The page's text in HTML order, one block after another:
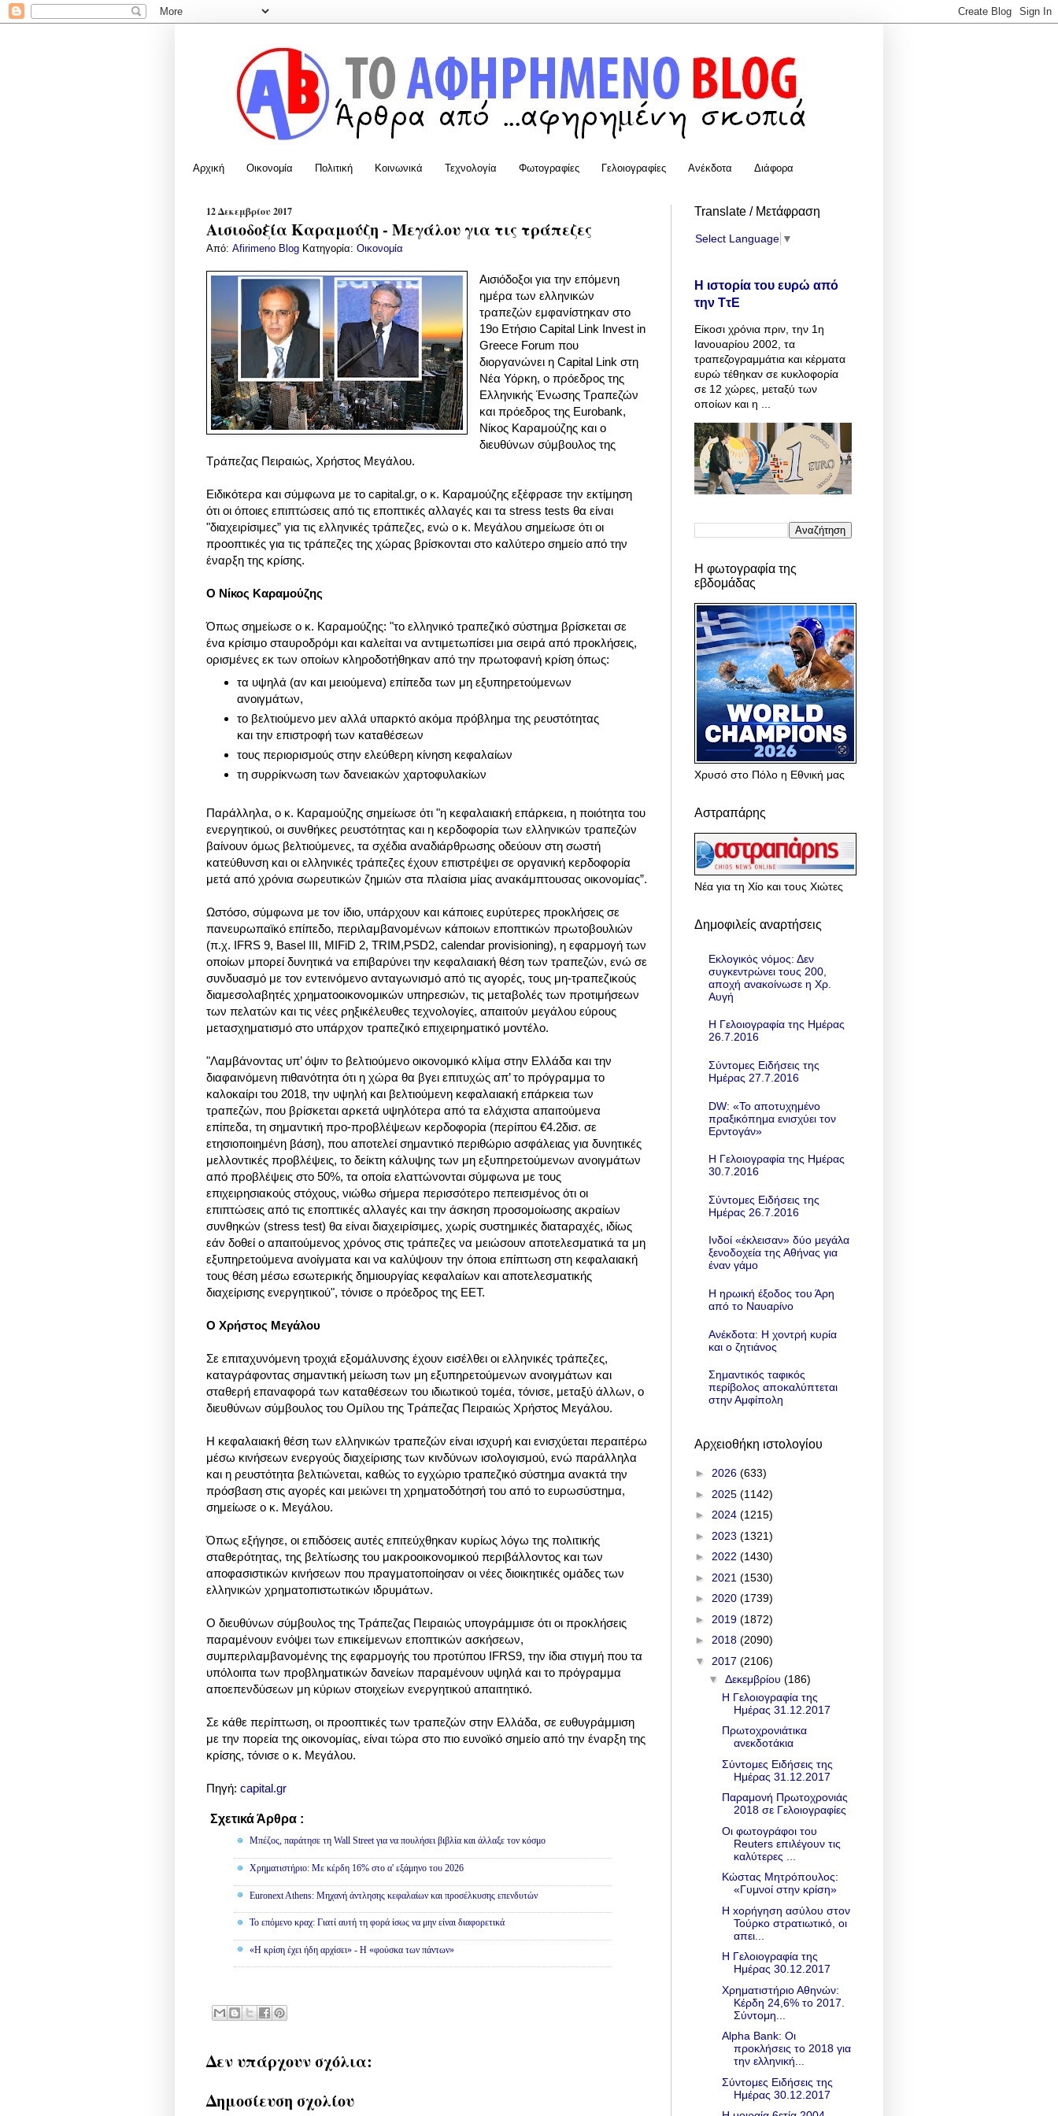
Αρχική Οικονομία Πολιτική Κοινωνικά Τεχνολογία Φωτογραφίες Γελοιογραφίες Ανέκδοτα Διάφορα
12 Δεκεμβρίου 2017
Αισιοδοξία Καραμούζη - Μεγάλου για τις τράπεζες
Από: Afirimeno Blog Κατηγορία: Οικονομία
Αισιόδοξοι για την επόμενη
ημέρα των ελληνικών
τραπεζών εμφανίστηκαν στο
19ο Ετήσιο Capital Link Invest in
Greece Forum που
διοργανώνει η Capital Link στη
Νέα Υόρκη, ο πρόεδρος της
Ελληνικής Ένωσης Τραπεζών
και πρόεδρος της Eurobank,
Νίκος Καραμούζης και ο
διευθύνων σύμβουλος της
Τράπεζας Πειραιώς, Χρήστος Μεγάλου.
Ειδικότερα και σύμφωνα με το capital.gr, ο κ. Καραμούζης εξέφρασε την εκτίμηση
ότι οι όποιες επιπτώσεις από τις εποπτικές αλλαγές και τα stress tests θα είναι
"διαχειρίσιμες” για τις ελληνικές τράπεζες, ενώ ο κ. Μεγάλου σημείωσε ότι οι
προοπτικές για τις τράπεζες της χώρας βρίσκονται στο καλύτερο σημείο από την
έναρξη της κρίσης.
Ο Νίκος Καραμούζης
Όπως σημείωσε ο κ. Καραμούζης: "το ελληνικό τραπεζικό σύστημα βρίσκεται σε
ένα κρίσιμο σταυροδρόμι και καλείται να αντιμετωπίσει μια σειρά από προκλήσεις,
ορισμένες εκ των οποίων κληροδοτήθηκαν από την πρωτοφανή κρίση όπως:
τα υψηλά (αν και μειούμενα) επίπεδα των μη εξυπηρετούμενων
ανοιγμάτων,
το βελτιούμενο μεν αλλά υπαρκτό ακόμα πρόβλημα της ρευστότητας
και την επιστροφή των καταθέσεων
τους περιορισμούς στην ελεύθερη κίνηση κεφαλαίων
τη συρρίκνωση των δανειακών χαρτοφυλακίων
Παράλληλα, ο κ. Καραμούζης σημείωσε ότι "η κεφαλαιακή επάρκεια, η ποιότητα του
ενεργητικού, οι συνθήκες ρευστότητας και η κερδοφορία των ελληνικών τραπεζών
βαίνουν όμως βελτιούμενες, τα σχέδια αναδιάρθρωσης οδεύουν στη σωστή
κατεύθυνση και οι ελληνικές τράπεζες έχουν επιστρέψει σε οργανική κερδοφορία
μετά από χρόνια σωρευτικών ζημιών στα πλαίσια μίας ανακάμπτουσας οικονομίας”.
Ωστόσο, σύμφωνα με τον ίδιο, υπάρχουν και κάποιες ευρύτερες προκλήσεις σε
πανευρωπαϊκό επίπεδο, περιλαμβανομένων κάποιων εποπτικών πρωτοβουλιών
(π.χ. IFRS 9, Basel III, MIFiD 2, TRIM,PSD2, calendar provisioning), η εφαρμογή των
οποίων μπορεί δυνητικά να επιβαρύνει την κεφαλαιακή θέση των τραπεζών, ενώ σε
συνδυασμό με τον εντεινόμενο ανταγωνισμό από τις αγορές, τους μη-τραπεζικούς
διαμεσολαβητές χρηματοοικονομικών υπηρεσιών, τις μεταβολές των προτιμήσεων
των πελατών και τις νέες ρηξικέλευθες τεχνολογίες, απαιτούν μεγάλου εύρους
μετασχηματισμό στο υπάρχον τραπεζικό επιχειρηματικό μοντέλο.
"Λαμβάνοντας υπ’ όψιν το βελτιούμενο οικονομικό κλίμα στην Ελλάδα και την
διαφαινόμενη πιθανότητα ότι η χώρα θα βγει επιτυχώς απ’ το πρόγραμμα το
καλοκαίρι του 2018, την υψηλή και βελτιούμενη κεφαλαιακή επάρκεια των
τραπεζών, που βρίσκεται αρκετά υψηλότερα από τα ελάχιστα απαιτούμενα
επίπεδα, τη σημαντική προ-προβλέψεων κερδοφορία (περίπου €4.2δισ. σε
ετησιοποιημένη βάση), που αποτελεί σημαντικό περιθώριο ασφάλειας για δυνητικές
μελλοντικές προβλέψεις, το δείκτη κάλυψης των μη εξυπηρετούμενων ανοιγμάτων
από προβλέψεις στο 50%, τα οποία ελαττώνονται σύμφωνα με τους
επιχειρησιακούς στόχους, νιώθω σήμερα περισσότερο πεπεισμένος ότι οι
επιπτώσεις από τις εποπτικές αλλαγές και την άσκηση προσομοίωσης ακραίων
συνθηκών (stress test) θα είναι διαχειρίσιμες, χωρίς συστημικές διαταραχές, ιδίως
εάν δοθεί ο απαιτούμενος χρόνος στις τράπεζες να μειώσουν αποτελεσματικά τα μη
εξυπηρετούμενα ανοίγματα και να καλύψουν την όποια επίπτωση στη κεφαλαιακή
τους θέση μέσω εσωτερικής δημιουργίας κεφαλαίων και αποτελεσματικής
διαχείρισης ενεργητικού", τόνισε ο πρόεδρος της ΕΕΤ.
Ο Χρήστος Μεγάλου
Σε επιταχυνόμενη τροχιά εξομάλυνσης έχουν εισέλθει οι ελληνικές τράπεζες,
καταγράφοντας σημαντική μείωση των μη εξυπηρετούμενων ανοιγμάτων και
σταθερή επαναφορά των καταθέσεων του ιδιωτικού τομέα, τόνισε, μεταξύ άλλων, ο
διευθύνων σύμβουλος του Ομίλου της Τράπεζας Πειραιώς Χρήστος Μεγάλου.
Η κεφαλαιακή θέση των ελληνικών τραπεζών είναι ισχυρή και ενισχύεται περαιτέρω
μέσω κινήσεων ενεργούς διαχείρισης των κινδύνων ισολογισμού, ενώ παράλληλα
και η ρευστότητα βελτιώνεται, καθώς το εγχώριο τραπεζικό σύστημα ανακτά την
πρόσβαση στις αγορές και μειώνει τη χρηματοδότησή του από το ευρωσύστημα,
σημείωσε ο κ. Μεγάλου.
Όπως εξήγησε, οι επιδόσεις αυτές επιτεύχθηκαν κυρίως λόγω της πολιτικής
σταθερότητας, της βελτίωσης του μακροοικονομικού περιβάλλοντος και των
αποφασιστικών κινήσεων που πραγματοποίησαν οι νέες διοικητικές ομάδες των
ελληνικών χρηματοπιστωτικών ιδρυμάτων.
Ο διευθύνων σύμβουλος της Τράπεζας Πειραιώς υπογράμμισε ότι οι προκλήσεις
παραμένουν ενόψει των επικείμενων εποπτικών ασκήσεων,
συμπεριλαμβανομένης της εφαρμογής του προτύπου IFRS9, την ίδια στιγμή που τα
υπόλοιπα των προβληματικών δανείων παραμένουν υψηλά και το πρόγραμμα
αποεπενδύσεων μη κύριων στοιχείων ενεργητικού απαιτητικό.
Σε κάθε περίπτωση, οι προοπτικές των τραπεζών στην Ελλάδα, σε ευθυγράμμιση
με την πορεία της οικονομίας, είναι τώρα στο πιο ευνοϊκό σημείο από την έναρξη της
κρίσης, τόνισε ο κ. Μεγάλου.
Πηγή: capital.gr
Σχετικά Άρθρα :
Μπέζος, παράτησε τη Wall Street για να πουλήσει βιβλία και άλλαξε τον κόσμο
Χρηματιστήριο: Με κέρδη 16% στο α' εξάμηνο του 2026
Euronext Athens: Μηχανή άντλησης κεφαλαίων και προσέλκυσης επενδυτών
To επόμενο κραχ: Γιατί αυτή τη φορά ίσως να μην είναι διαφορετικά
«Η κρίση έχει ήδη αρχίσει» - Η «φούσκα των πάντων»
Δεν υπάρχουν σχόλια:
Δημοσίευση σχολίου
Translate / Μετάφραση
Select Language ▼
Η ιστορία του ευρώ από
την ΤτΕ
Είκοσι χρόνια πριν, την 1η
Ιανουαρίου 2002, τα
τραπεζογραμμάτια και κέρματα
ευρώ τέθηκαν σε κυκλοφορία
σε 12 χώρες, μεταξύ των
οποίων και η ...
Η φωτογραφία της
εβδομάδας
Χρυσό στο Πόλο η Εθνική μας
Αστραπάρης
Νέα για τη Χίο και τους Χιώτες
Δημοφιλείς αναρτήσεις
Εκλογικός νόμος: Δεν
συγκεντρώνει τους 200,
αποχή ανακοίνωσε η Χρ.
Αυγή
Η Γελοιογραφία της Ημέρας
26.7.2016
Σύντομες Ειδήσεις της
Ημέρας 27.7.2016
DW: «To αποτυχημένο
πραξικόπημα ενισχύει τον
Ερντογάν»
Η Γελοιογραφία της Ημέρας
30.7.2016
Σύντομες Ειδήσεις της
Ημέρας 26.7.2016
Ινδοί «έκλεισαν» δύο μεγάλα
ξενοδοχεία της Αθήνας για
έναν γάμο
Η ηρωική έξοδος του Άρη
από το Ναυαρίνο
Ανέκδοτα: Η χοντρή κυρία
και ο ζητιάνος
Σημαντικός ταφικός
περίβολος αποκαλύπτεται
στην Αμφίπολη
Αρχειοθήκη ιστολογίου
► 2026 (633)
► 2025 (1142)
► 2024 (1215)
► 2023 (1321)
► 2022 (1430)
► 2021 (1530)
► 2020 (1739)
► 2019 (1872)
► 2018 (2090)
▼ 2017 (2106)
▼ Δεκεμβρίου (186)
Η Γελοιογραφία της
Ημέρας 31.12.2017
Πρωτοχρονιάτικα
ανεκδοτάκια
Σύντομες Ειδήσεις της
Ημέρας 31.12.2017
Παραμονή Πρωτοχρονιάς
2018 σε Γελοιογραφίες
Οι φωτογράφοι του
Reuters επιλέγουν τις
καλύτερες ...
Κώστας Μητρόπουλος:
«Γυμνοί στην κρίση»
H xορήγηση ασύλου στον
Τούρκο στρατιωτικό, οι
απει...
Η Γελοιογραφία της
Ημέρας 30.12.2017
Χρηματιστήριο Αθηνών:
Κέρδη 24,6% το 2017.
Σύντομη...
Alpha Bank: Οι
προκλήσεις το 2018 για
την ελληνική...
Σύντομες Ειδήσεις της
Ημέρας 30.12.2017